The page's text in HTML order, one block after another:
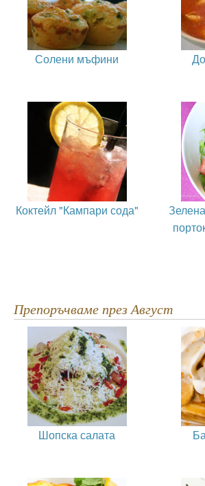
Солени мъфини
Коктейл "Кампари сода"
Препоръчваме през Август
Шопска салата